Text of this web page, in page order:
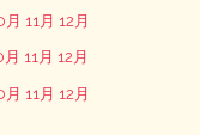
月 11月 12月
月 11月 12月
月 11月 12月